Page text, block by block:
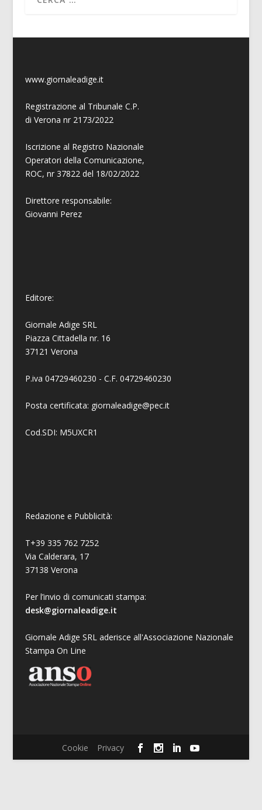
www.giornaleadige.it
Registrazione al Tribunale C.P.
di Verona nr 2173/2022
Iscrizione al Registro Nazionale
Operatori della Comunicazione,
ROC, nr 37822 del 18/02/2022
Direttore responsabile:
Giovanni Perez
Editore:
Giornale Adige SRL
Piazza Cittadella nr. 16
37121 Verona
P.iva 04729460230 - C.F. 04729460230
Posta certificata: giornaleadige@pec.it
Cod.SDI: M5UXCR1
Redazione e Pubblicità:
T+39 335 762 7252
Via Calderara, 17
37138 Verona
Per l’invio di comunicati stampa:
desk@giornaleadige.it
Giornale Adige SRL aderisce all'Associazione Nazionale
Stampa On Line
Cookie Privacy